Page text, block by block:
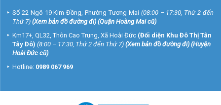
Số 22 Ngõ 19 Kim Đồng, Phường Tương Mai (08:00 – 17:30, Thứ 2 đến
Thứ 7) (Xem bản đồ đường đi) (Quận Hoàng Mai cũ)
Km17+, QL32, Thôn Cao Trung, Xã Hoài Đức (Đối diện Khu Đô Thị Tân
Tây Đô) (8:00 – 17:30, Thứ 2 đến Thứ 7) (Xem bản đồ đường đi) (Huyện
Hoài Đức cũ)
Hotline: 0989 067 969